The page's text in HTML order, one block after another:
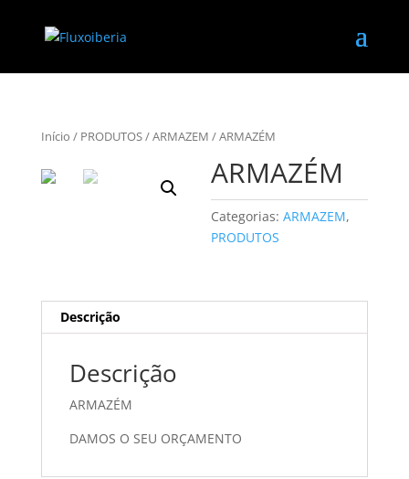
Início / PRODUTOS/ARMAZEM / ARMAZÉM
ARMAZÉM
Categorias:ARMAZEM,
PRODUTOS
Descrição
Descrição
ARMAZÉM
DAMOS O SEU ORÇAMENTO